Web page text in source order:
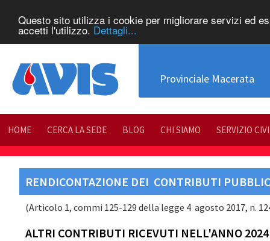
Questo sito utilizza i cookie per migliorare servizi ed
accetti l'utilizzo. Dettagli...
Provinciale Macerata
HOME CERCA LA SEDE BLOG CHI SIAMO SERVIZIO
RENDICONTAZIONE DEI CONTRIBUTI
(Articolo 1, commi 125-129 della legge 4 agosto 2017, n.
ALTRI CONTRIBUTI RICEVUTI NELL'ANNO 2024